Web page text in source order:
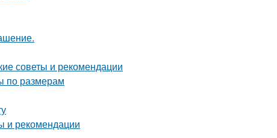
советы и рекомендации
по размерам
и рекомендации